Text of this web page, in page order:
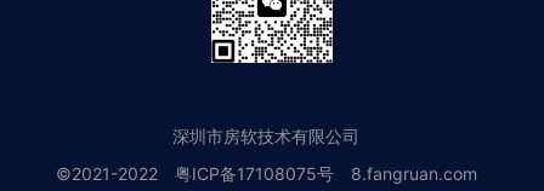
深圳市房软技术有限公司
©2021-2022
粤ICP备17108075号 8.fangruan.com